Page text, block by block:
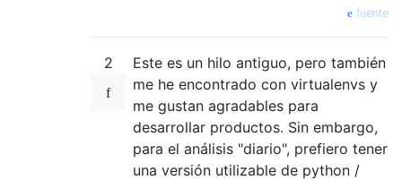
fuente
2
Este es un hilo antiguo, pero también
me he encontrado con virtualenvs y
me gustan agradables para
desarrollar productos. Sin embargo,
para el análisis "diario", prefiero tener
una versión utilizable de python /